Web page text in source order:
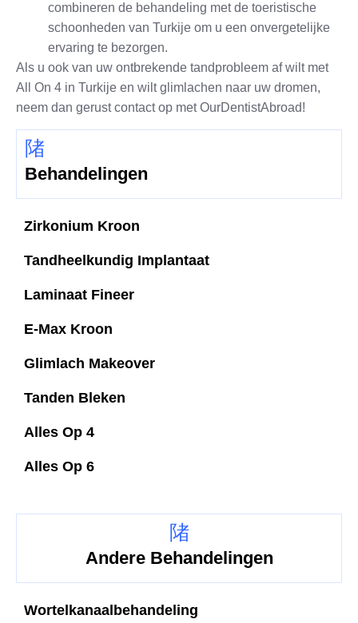
combineren de behandeling met de toeristische
schoonheden van Turkije om u een onvergetelijke
ervaring te bezorgen.
Als u ook van uw ontbrekende tandprobleem af wilt met
All On 4 in Turkije en wilt glimlachen naar uw dromen,
neem dan gerust contact op met OurDentistAbroad!
Behandelingen
Zirkonium Kroon
Tandheelkundig Implantaat
Laminaat Fineer
E-Max Kroon
Glimlach Makeover
Tanden Bleken
Alles Op 4
Alles Op 6
Andere Behandelingen
Wortelkanaalbehandeling